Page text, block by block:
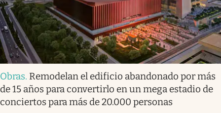
Obras. Remodelan el edificio abandonado por más
de 15 años para convertirlo en un mega estadio de
conciertos para más de 20.000 personas